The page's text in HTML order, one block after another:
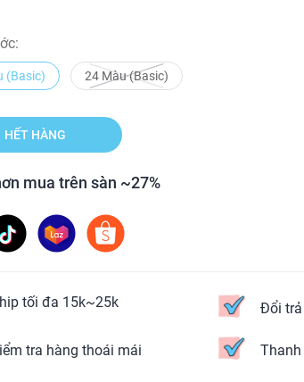
(Basic) 24 Màu (Basic)
HẾT HÀNG
mua trên sàn ~27%
tối đa 15k~25k Đổi trả
tra hàng thoái mái